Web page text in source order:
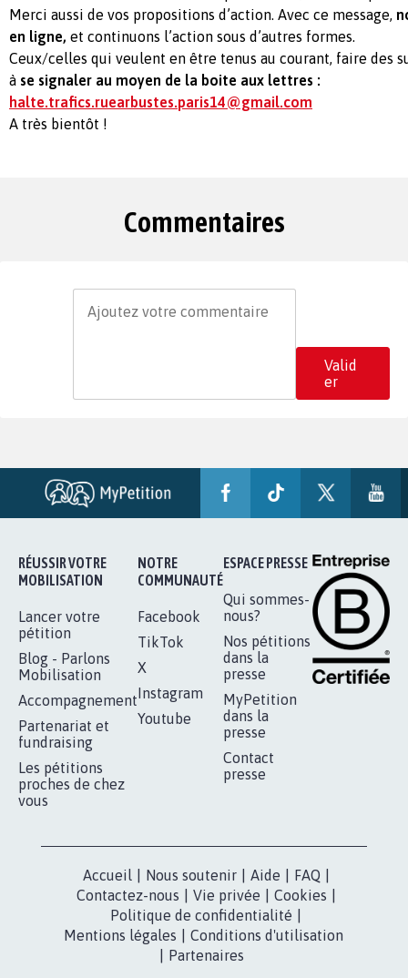
Merci aussi de vos propositions d’action. Avec ce message,
en ligne, et continuons l’action sous d’autres formes.
Ceux/celles qui veulent en être tenus au courant, faire des
à se signaler au moyen de la boite aux lettres :
halte.trafics.ruearbustes.paris14@gmail.com
A très bientôt !
Commentaires
Valid
er
RÉUSSIR VOTRE
MOBILISATION
Lancer votre
pétition
Blog - Parlons
Mobilisation
Accompagnement
Partenariat et
fundraising
Les pétitions
proches de chez
vous
NOTRE
COMMUNAUTÉ
Facebook
TikTok
X
Instagram
Youtube
ESPACE PRESSE
Qui sommes-
nous?
Nos pétitions
dans la
presse
MyPetition
dans la
presse
Contact
presse
Accueil Nous soutenir Aide FAQ
Contactez-nous
Vie privée Cookies
Politique de confidentialité
Mentions légales
Conditions d'utilisation
Partenaires